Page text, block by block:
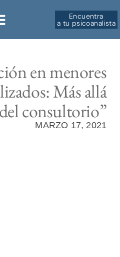
Encuentra
a tu psicoanalista
en menores
Más allá
del consultorio”
MARZO 17, 2021